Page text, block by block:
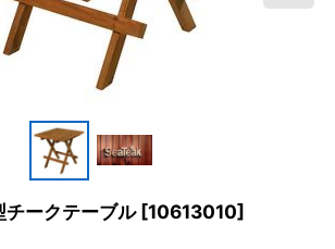
ークテーブル [10613010]